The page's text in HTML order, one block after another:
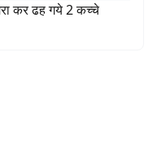
कर ढह गये 2 कच्चे